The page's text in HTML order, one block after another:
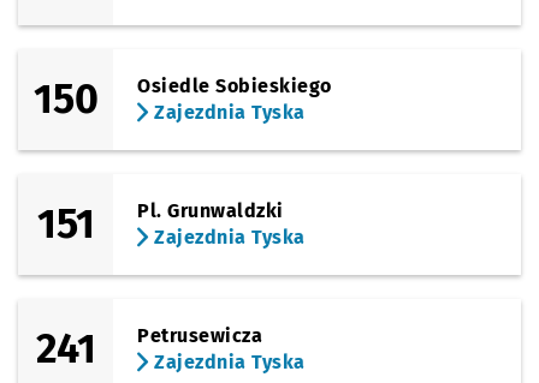
150
Osiedle Sobieskiego
Zajezdnia Tyska
151
Pl. Grunwaldzki
Zajezdnia Tyska
241
Petrusewicza
Zajezdnia Tyska